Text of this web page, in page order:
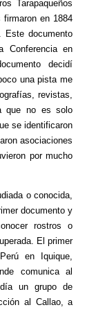
Tarapaqueños
firmaron en 1884
Este documento
Conferencia en
decidí
una pista me
revistas,
que no es solo
se identificaron
asociaciones
por mucho
o conocida,
documento y
rostros o
El primer
en Iquique,
comunica al
un grupo de
al Callao, a